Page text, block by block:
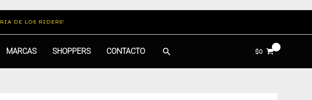
DE LOS RIDERS!
MARCAS SHOPPERS CONTACTO Buscar $0